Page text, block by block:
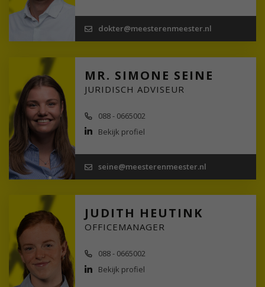
dokter@meesterenmeester.nl
MR. SIMONE SEINE
JURIDISCH ADVISEUR
088 - 0665002
Bekijk profiel
seine@meesterenmeester.nl
JUDITH HEUTINK
OFFICEMANAGER
088 - 0665002
Bekijk profiel